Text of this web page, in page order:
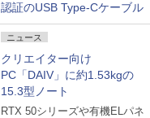
認証のUSB Type-Cケーブル
ニュース
クリエイター向け
PC「DAIV」に約1.53kgの
15.3型ノート
RTX 50シリーズや有機ELパネ